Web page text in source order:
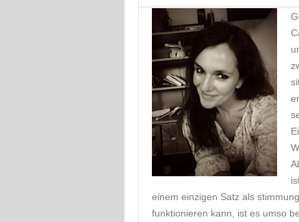
einem einzigen Satz als
funktionieren kann, ist es umso